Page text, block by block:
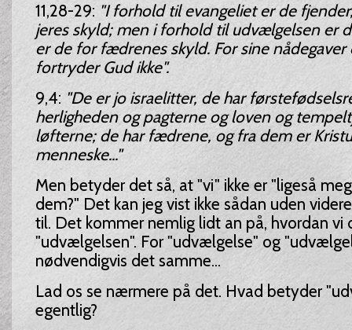
11,28-29: "I forhold til evangeliet er de
jeres skyld; men i forhold til udvælgelsen er
er de for fædrenes skyld. For sine nådegaver
fortryder Gud ikke".
9,4: "De er jo israelitter, de har
herligheden og pagterne og loven og
løfterne; de har fædrene, og fra dem er
menneske..."
Men betyder det så, at "vi" ikke er "ligeså
dem?" Det kan jeg vist ikke sådan uden
til. Det kommer nemlig lidt an på, hvordan vi
"udvælgelsen". For "udvælgelse" og
nødvendigvis det samme...
Lad os se nærmere på det. Hvad betyder
egentlig?